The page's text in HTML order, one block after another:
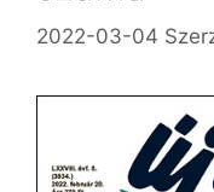
2022-03-04